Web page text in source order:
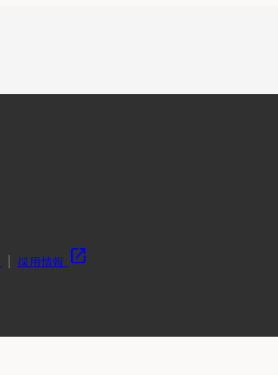
採用情報 open_in_new